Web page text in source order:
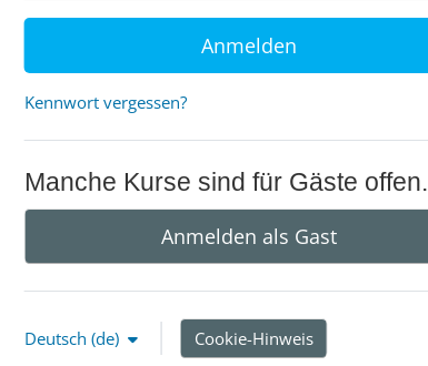
Anmelden
Kennwort vergessen?
Manche Kurse sind für Gäste offen.
Anmelden als Gast
Deutsch ‎(de)‎ Cookie-Hinweis